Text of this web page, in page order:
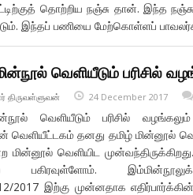
தொற்றிய நஞ்சு தான். இந்த
இந்தப் பணியை மேற்கொள்ளப்
வெளியீடும் பரிசில்
திருவள்ளுவன் 24 December 2017
வெளியீடும் பரிசில்
வெளியீட்டகம் தனது தமிழ் மின்னூல்
மின்னூல் வெளியிட
பகிரவுள்ளோம்.
2017 இற்கு முன்னதாக